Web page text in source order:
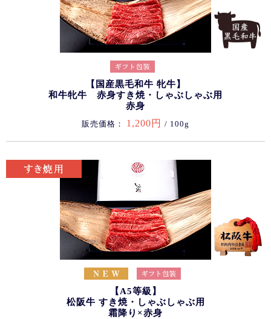
【国産黒毛和牛 牝牛】
和牛牝牛 赤身すき焼・しゃぶしゃぶ用
赤身
販売価格： 1,200円 / 100g
【A5等級】
松阪牛 すき焼・しゃぶしゃぶ用
霜降り×赤身